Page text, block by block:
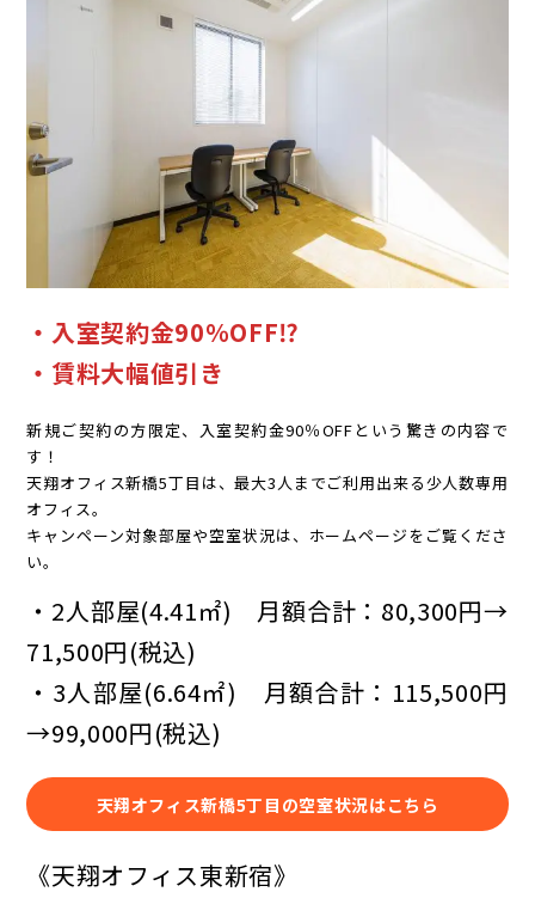
・入室契約金90％OFF⁉
・賃料大幅値引き
新規ご契約の方限定、入室契約金90％OFFという驚きの内容で
す！
天翔オフィス新橋5丁目は、最大3人までご利用出来る少人数専用
オフィス。
キャンペーン対象部屋や空室状況は、ホームページをご覧くださ
い。
・2人部屋(4.41㎡) 月額合計：80,300円→
71,500円(税込)
・3人部屋(6.64㎡) 月額合計：115,500円
→99,000円(税込)
天翔オフィス新橋5丁目の空室状況はこちら
《天翔オフィス東新宿》